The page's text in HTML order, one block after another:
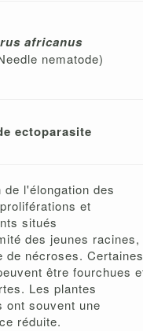
africanus
nematode)
ectoparasite
de l'élongation des
et
situés
des jeunes racines,
de nécroses. Certaines
être fourchues
Les plantes
ont souvent une
réduite.